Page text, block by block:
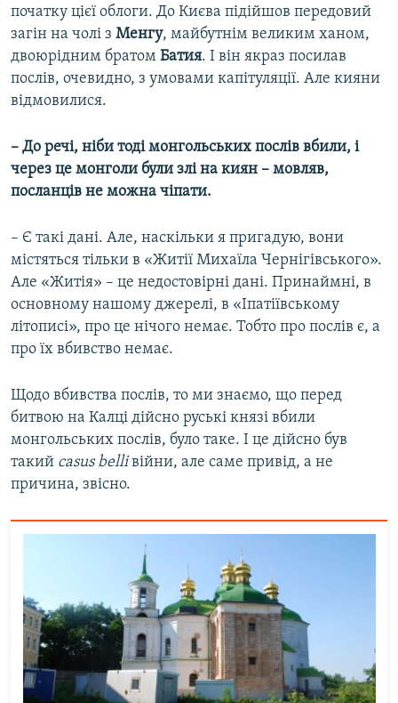
початку цієї облоги. До Києва підійшов передовий
загін на чолі з Менгу, майбутнім великим ханом,
двоюрідним братом Батия. І він якраз посилав
послів, очевидно, з умовами капітуляції. Але кияни
відмовилися.
– До речі, ніби тоді монгольських послів вбили, і
через це монголи були злі на киян – мовляв,
посланців не можна чіпати.
– Є такі дані. Але, наскільки я пригадую, вони
містяться тільки в «Житії Михаїла Чернігівського».
Але «Житія» – це недостовірні дані. Принаймні, в
основному нашому джерелі, в «Іпатіївському
літописі», про це нічого немає. Тобто про послів є, а
про їх вбивство немає.
Щодо вбивства послів, то ми знаємо, що перед
битвою на Калці дійсно руські князі вбили
монгольських послів, було таке. І це дійсно був
такий casus belliвійни, але саме привід, а не
причина, звісно.